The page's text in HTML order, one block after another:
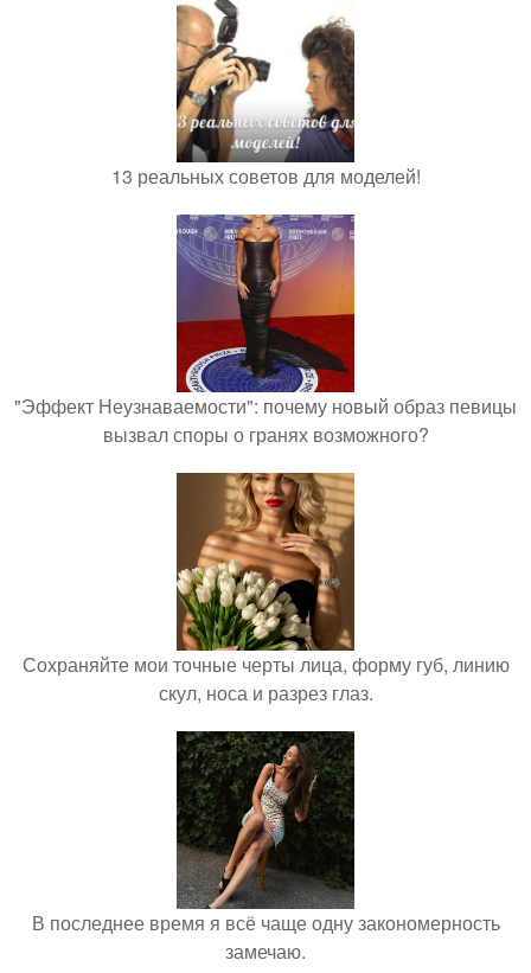
13 реальных советов для моделей!
"Эффект Неузнаваемости": почему новый образ певицы
вызвал споры о гранях возможного?
Сохраняйте мои точные черты лица, форму губ, линию
скул, носа и разрез глаз.
В последнее время я всё чаще одну закономерность
замечаю.